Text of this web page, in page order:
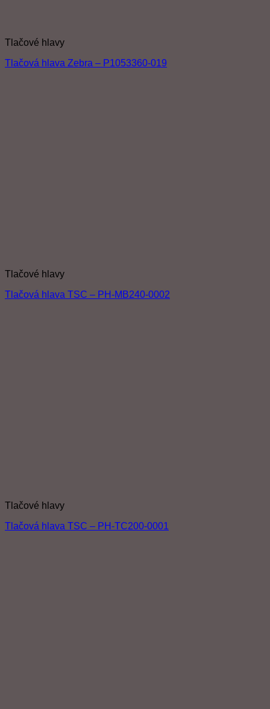
Tlačové hlavy
Tlačová hlava Zebra – P1053360-019
Tlačové hlavy
Tlačová hlava TSC – PH-MB240-0002
Tlačové hlavy
Tlačová hlava TSC – PH-TC200-0001